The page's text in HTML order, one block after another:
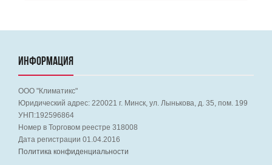
ИНФОРМАЦИЯ
ООО "Климатикс"
Юридический адрес: 220021 г. Минск, ул. Лынькова, д. 35, пом. 199
УНП:192596864
Номер в Торговом реестре 318008
Дата регистрации 01.04.2016
Политика конфиденциальности